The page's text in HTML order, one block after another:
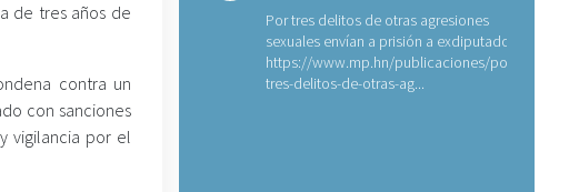
de tres años de
contra un
con sanciones
vigilancia por el
Por tres delitos de otras agresiones
sexuales envían a prisión a exdiputado
https://www.mp.hn/publicaciones/por-
tres-delitos-de-otras-ag...